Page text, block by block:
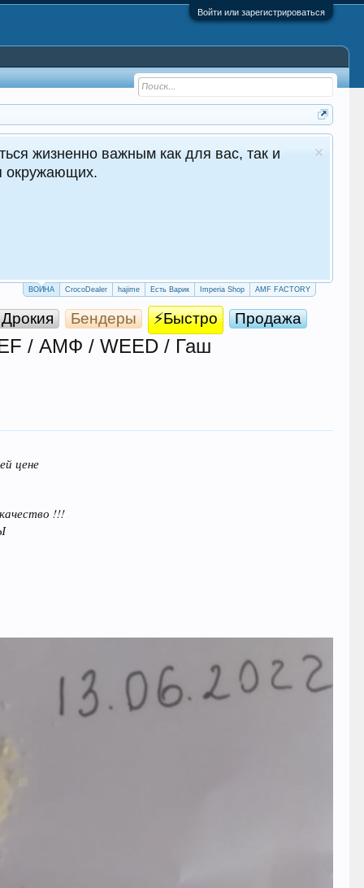
Войти или зарегистрироваться
жизненно важным как для вас, так и
окружающих.
ВОЙНА CrocoDealer hajime Есть Варик Imperia Shop AMF FACTORY
Дрокия Бендеры ⚡Быстро Продажа
/ АМФ / WEED / Гаш
цене
!!!